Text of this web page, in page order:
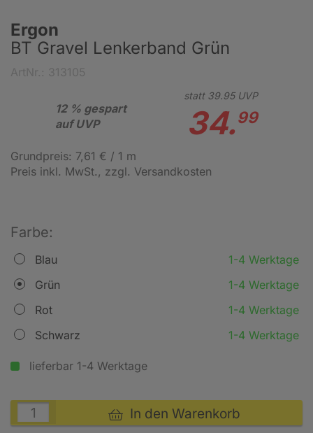
Ergon
BT Gravel Lenkerband Grün
12 % gespart
auf UVP
statt 39.95UVP
34.99
Grundpreis: 7,61 € / 1 m
Preis inkl. MwSt., zzgl. Versandkosten
Farbe:
Blau
1-4 Werktage
Grün
1-4 Werktage
Rot
1-4 Werktage
Schwarz
1-4 Werktage
lieferbar 1-4 Werktage
In den Warenkorb